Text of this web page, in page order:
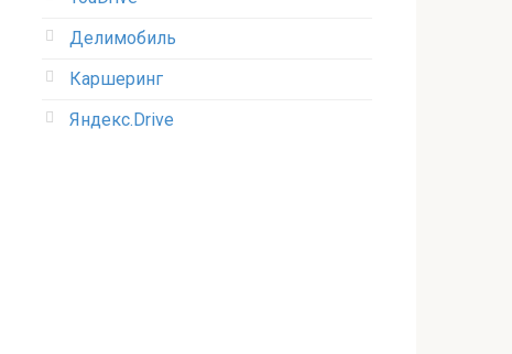
Делимобиль
Каршеринг
Яндекс.Drive